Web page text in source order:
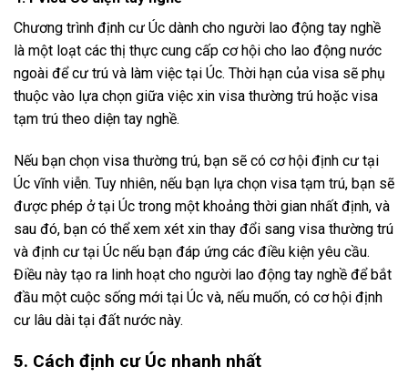
Chương trình định cư Úc dành cho người lao động tay nghề
là một loạt các thị thực cung cấp cơ hội cho lao động nước
ngoài để cư trú và làm việc tại Úc. Thời hạn của visa sẽ phụ
thuộc vào lựa chọn giữa việc xin visa thường trú hoặc visa
tạm trú theo diện tay nghề.
Nếu bạn chọn visa thường trú, bạn sẽ có cơ hội định cư tại
Úc vĩnh viễn. Tuy nhiên, nếu bạn lựa chọn visa tạm trú, bạn sẽ
được phép ở tại Úc trong một khoảng thời gian nhất định, và
sau đó, bạn có thể xem xét xin thay đổi sang visa thường trú
và định cư tại Úc nếu bạn đáp ứng các điều kiện yêu cầu.
Điều này tạo ra linh hoạt cho người lao động tay nghề để bắt
đầu một cuộc sống mới tại Úc và, nếu muốn, có cơ hội định
cư lâu dài tại đất nước này.
5. Cách định cư Úc nhanh nhất